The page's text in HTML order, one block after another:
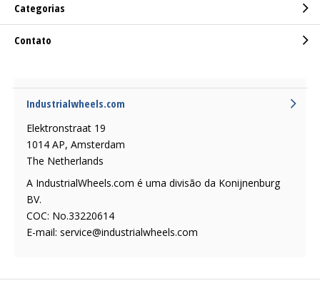
Categorias
Contato
Industrialwheels.com
Elektronstraat 19
1014 AP, Amsterdam
The Netherlands
A IndustrialWheels.com é uma divisão da Konijnenburg
BV.
COC: No.33220614
E-mail: service@industrialwheels.com